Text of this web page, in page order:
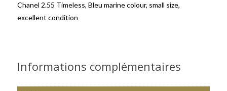
Chanel 2.55 Timeless, Bleu marine colour, small size,
excellent condition
Informations complémentaires